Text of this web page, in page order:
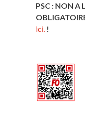
PSC : NON A
ici. !